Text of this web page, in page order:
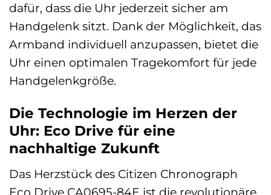
dafür, dass die Uhr jederzeit sicher am
Handgelenk sitzt. Dank der Möglichkeit, das
Armband individuell anzupassen, bietet die
Uhr einen optimalen Tragekomfort für jede
Handgelenkgröße.
Die Technologie im Herzen der
Uhr: Eco Drive für eine
nachhaltige Zukunft
Das Herzstück des Citizen Chronograph
Eco Drive CA0695-84E ist die revolutionäre